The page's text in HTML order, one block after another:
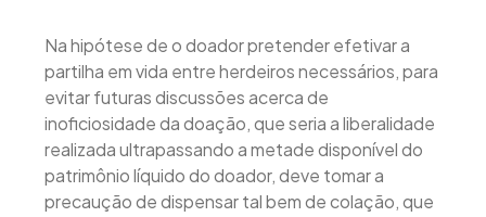
Na hipótese de o doador pretender efetivar a
partilha em vida entre herdeiros necessários, para
evitar futuras discussões acerca de
inoficiosidade da doação, que seria a liberalidade
realizada ultrapassando a metade disponível do
patrimônio líquido do doador, deve tomar a
precaução de dispensar tal bem de colação, que